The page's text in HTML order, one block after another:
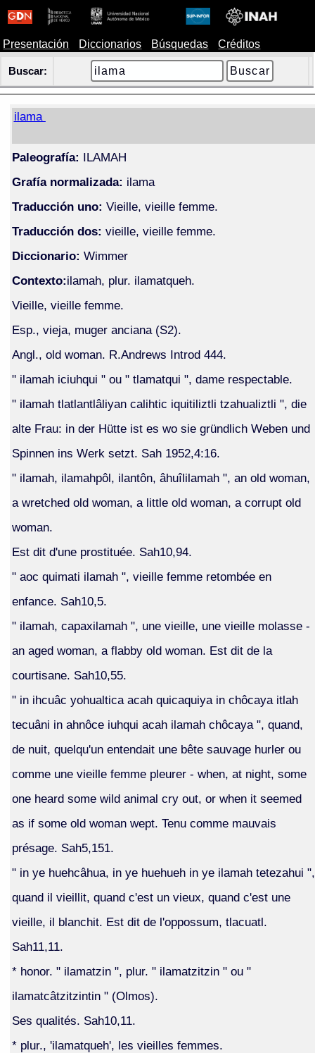
Presentación Diccionarios Búsquedas Créditos
Buscar:
ilama
Paleografía: ILAMAH
Grafía normalizada: ilama
Traducción uno: Vieille, vieille femme.
Traducción dos: vieille, vieille femme.
Diccionario: Wimmer
Contexto:ilamah, plur. ilamatqueh.
Vieille, vieille femme.
Esp., vieja, muger anciana (S2).
Angl., old woman. R.Andrews Introd 444.
" ilamah iciuhqui " ou " tlamatqui ", dame respectable.
" ilamah tlatlantlâliyan calihtic iquitiliztli tzahualiztli ", die
alte Frau: in der Hütte ist es wo sie gründlich Weben und
Spinnen ins Werk setzt. Sah 1952,4:16.
" ilamah, ilamahpôl, ilantôn, âhuîlilamah ", an old woman,
a wretched old woman, a little old woman, a corrupt old
woman.
Est dit d'une prostituée. Sah10,94.
" aoc quimati ilamah ", vieille femme retombée en
enfance. Sah10,5.
" ilamah, capaxilamah ", une vieille, une vieille molasse -
an aged woman, a flabby old woman. Est dit de la
courtisane. Sah10,55.
" in ihcuâc yohualtica acah quicaquiya in chôcaya itlah
tecuâni in ahnôce iuhqui acah ilamah chôcaya ", quand,
de nuit, quelqu'un entendait une bête sauvage hurler ou
comme une vieille femme pleurer - when, at night, some
one heard some wild animal cry out, or when it seemed
as if some old woman wept. Tenu comme mauvais
présage. Sah5,151.
" in ye huehcâhua, in ye huehueh in ye ilamah tetezahui ",
quand il vieillit, quand c'est un vieux, quand c'est une
vieille, il blanchit. Est dit de l'oppossum, tlacuatl.
Sah11,11.
* honor. " ilamatzin ", plur. " ilamatzitzin " ou "
ilamatcâtzitzintin " (Olmos).
Ses qualités. Sah10,11.
* plur., 'ilamatqueh', les vieilles femmes.